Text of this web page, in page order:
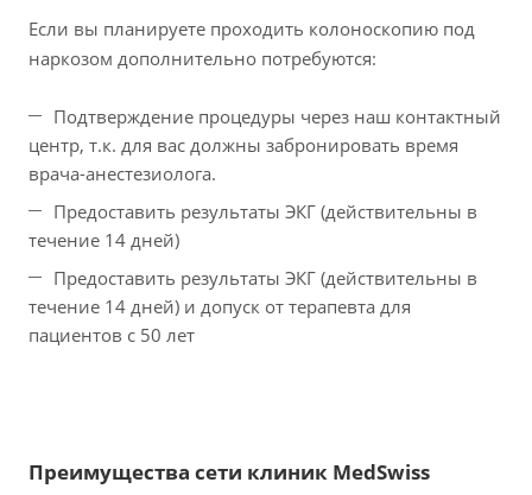
Если вы планируете проходить колоноскопию под
наркозом дополнительно потребуются:
Подтверждение процедуры через наш контактный
центр, т.к. для вас должны забронировать время
врача-анестезиолога.
Предоставить результаты ЭКГ (действительны в
течение 14 дней)
Предоставить результаты ЭКГ (действительны в
течение 14 дней) и допуск от терапевта для
пациентов с 50 лет
Преимущества сети клиник MedSwiss